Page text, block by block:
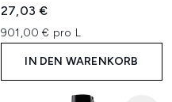
27,03 €
901,00 € pro L
IN DEN WARENKORB